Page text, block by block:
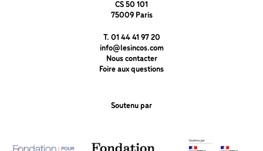
CS 50 101
75009 Paris
T. 01 44 41 97 20
info@lesincos.com
Nous contacter
Foire aux questions
Soutenu par